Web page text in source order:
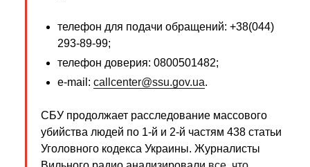
телефон для подачи обращений: +38(044)
293-89-99;
телефон доверия: 0800501482;
e-mail: callcenter@ssu.gov.ua.
СБУ продолжает расследование массового
убийства людей по 1-й и 2-й частям 438 статьи
Уголовного кодекса Украины. Журналисты